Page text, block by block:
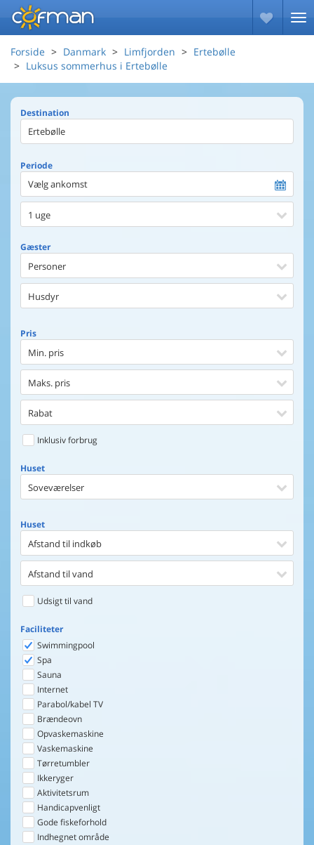
Forside Danmark Limfjorden
Ertebølle
Luksus sommerhus i Ertebølle
Destination
Periode
Vælg ankomst
1 uge
Gæster
Personer
Husdyr
Pris
Min. pris
Maks. pris
Rabat
Inklusiv forbrug
Huset
Soveværelser
Huset
Afstand til indkøb
Afstand til vand
Udsigt til vand
Faciliteter
Swimmingpool
Spa
Sauna
Internet
Parabol/kabel TV
Brændeovn
Opvaskemaskine
Vaskemaskine
Tørretumbler
Ikkeryger
Aktivitetsrum
Handicapvenligt
Gode fiskeforhold
Indhegnet område